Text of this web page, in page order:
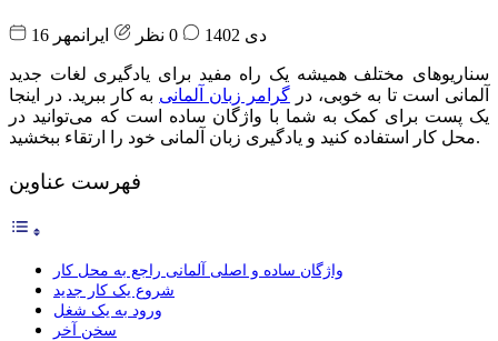
16 دی 1402 ایرانمهر
سناریوهای مختلف همیشه یک راه مفید برای یادگیری لغات جدید
آلمانی است تا به خوبی، درگرامر زبان آلمانی به کار ببرید. در اینجا
یک پست برای کمک به شما با واژگان ساده است که می‌توانید در
محل کار استفاده کنید و یادگیری زبان آلمانی خود را ارتقاء ببخشید.
فهرست عناوین
واژگان ساده و اصلی آلمانی راجع به محل کار
شروع یک کار جدید
ورود به یک شغل
سخن آخر